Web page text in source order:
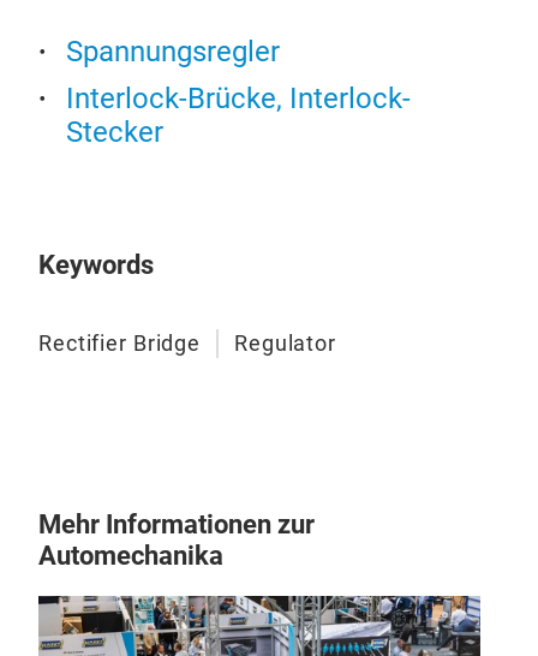
Spannungsregler
Interlock-Brücke, Interlock-
Stecker
Keywords
Rectifier Bridge Regulator
Mehr Informationen zur
Automechanika